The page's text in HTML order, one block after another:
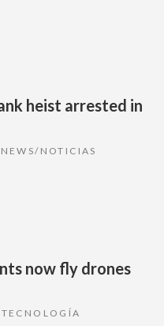
heist arrested in
NEWS/NOTICIAS
now fly drones